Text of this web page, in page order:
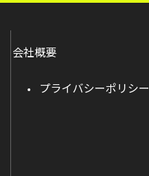
会社概要
プライバシーポリシー